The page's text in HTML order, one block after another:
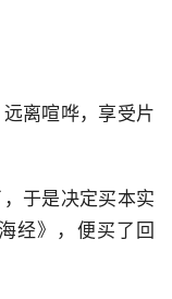
离喧哗，享受片
于是决定买本实
经》，便买了回